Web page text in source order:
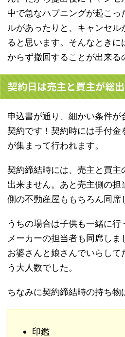
中で急なハプニングが起こ
ルがあったりと、キャンセル
ると思います。そんなとき
からず撤回することが出来る
契約 日 は売主と買主が総出
申込書が通り、細かい条件が
契約です！契約時には手付金
が集まって行われます。
契約締結時には、売主と買主
出来ません。あと売主側の担
側の不動産屋ももちろん同席
うちの場合は子供も一緒に行
メーカーの担当者も同席し
お婆さんと娘さんでいらして
う大人数でした。
ちなみに契約締結時の持ち物
印鑑